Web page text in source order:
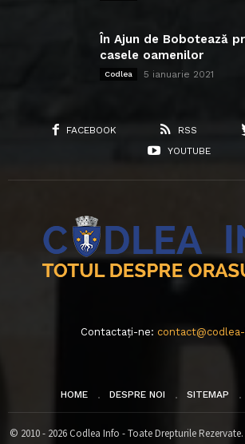
În Ajun de Bobotează
casele oamenilor
Codlea 5 ianuarie 2021
FACEBOOK RSS
YOUTUBE
Contactați-ne:
HOME DESPRE NOI SITEMAP
© 2010 - 2026 Codlea Info - Toate Drepturile